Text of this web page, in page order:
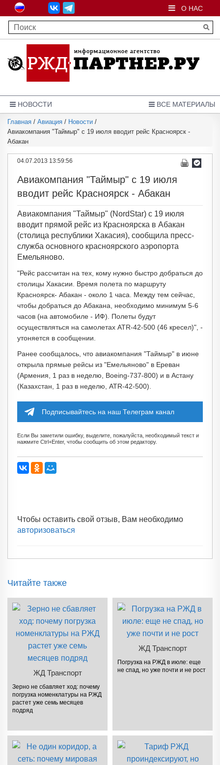
О НАС
ВСЕ МАТЕРИАЛЫ
НОВОСТИ
Главная / Авиация / Новости /
Авиакомпания "Таймыр" с 19 июля вводит рейс Красноярск -
Абакан
04.07.2013 13:59:56
Авиакомпания "Таймыр" с 19 июля
вводит рейс Красноярск - Абакан
Авиакомпания "Таймыр" (NordStar) с 19 июля
вводит прямой рейс из Красноярска в Абакан
(столица республики Хакасия), сообщила пресс-
служба основного красноярского аэропорта
Емельяново.
"Рейс рассчитан на тех, кому нужно быстро добраться до
столицы Хакасии. Время полета по маршруту
Красноярск- Абакан - около 1 часа. Между тем сейчас,
чтобы добраться до Абакана, необходимо минимум 5-6
часов (на автомобиле - ИФ). Полеты будут
осуществляться на самолетах ATR-42-500 (46 кресел)", -
утоняется в сообщении.
Ранее сообщалось, что авиакомпания "Таймыр" в июне
открыла прямые рейсы из "Емельяново" в Ереван
(Армения, 1 раз в неделю, Boeing-737-800) и в Астану
(Казахстан, 1 раз в неделю, ATR-42-500).
Подписывайтесь на наш Телеграм канал
Если Вы заметили ошибку, выделите, пожалуйста, необходимый текст и
нажмите Ctrl+Enter, чтобы сообщить об этом редактору.
Чтобы оставить свой отзыв, Вам необходимо
авторизоваться
Читайте также
ЖД Транспорт
Зерно не сбавляет ход: почему
погрузка номенклатуры на РЖД
растет уже семь месяцев
подряд
ЖД Транспорт
Погрузка на РЖД в июле: еще
не спад, но уже почти и не рост